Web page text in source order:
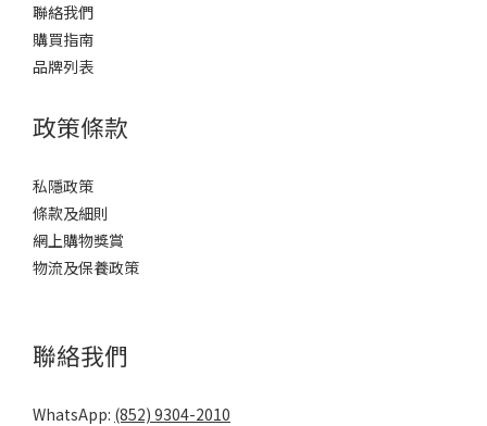
聯絡我們
購買指南
品牌列表
政策條款
私隱政策
條款及細則
網上購物獎賞
物流及保養政策
聯絡我們
WhatsApp: (852) 9304-2010